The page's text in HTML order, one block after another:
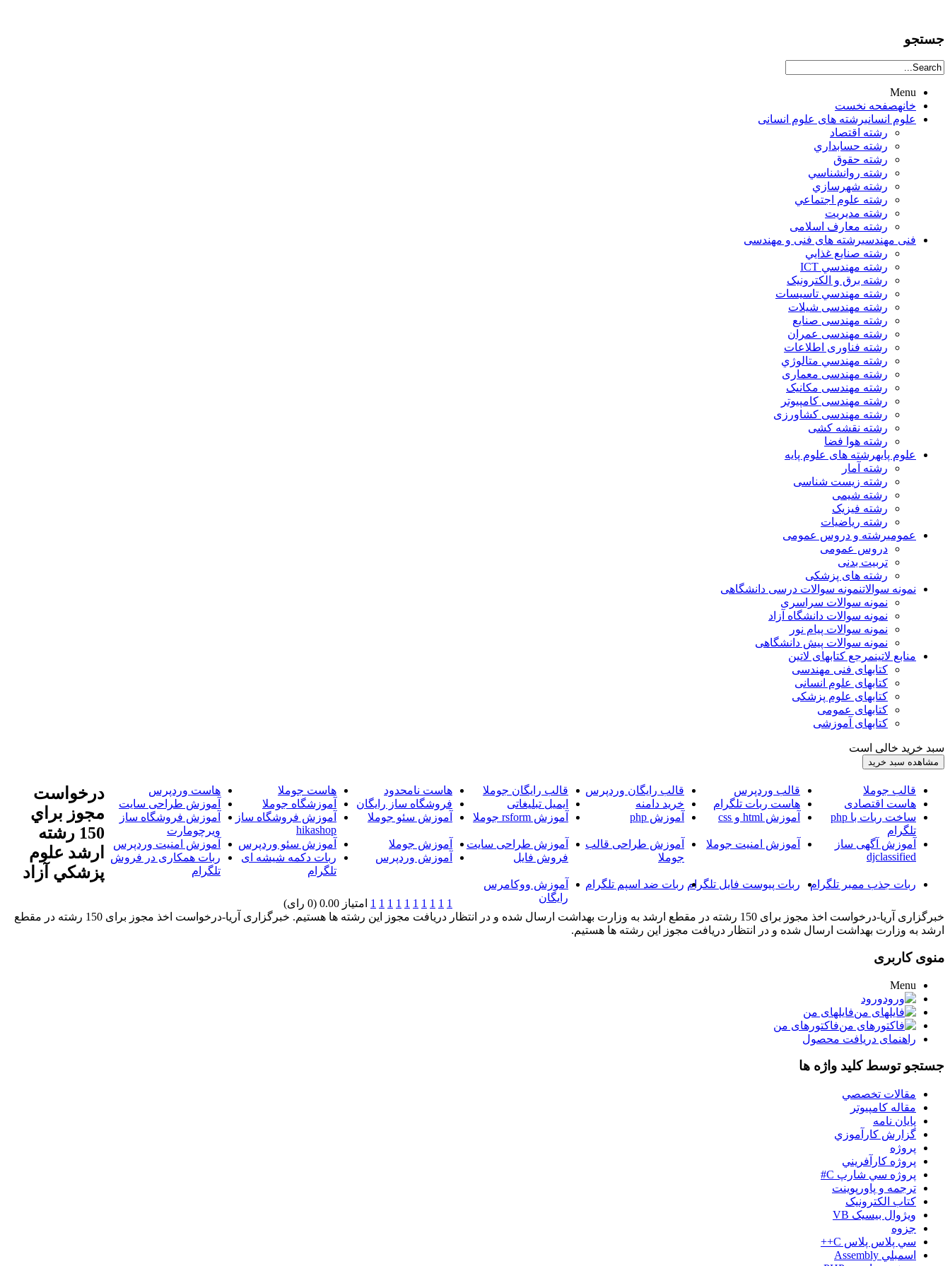
جستجو
Menu
خانهصفحه نخست
علوم انسانيرشته های علوم انسانی
رشته اقتصاد
رشته حسابداري
رشته حقوق
رشته روانشناسي
رشته شهرسازي
رشته علوم اجتماعي
رشته مديريت
رشته معارف اسلامی
فنی مهندسیرشته های فنی و مهندسی
رشته صنايع غذايي
رشته مهندسي ICT
رشته برق و الکترونيک
رشته مهندسي تاسيسات
رشته مهندسی شیلات
رشته مهندسی صنایع
رشته مهندسی عمران
رشته فناوری اطلاعات
رشته مهندسي متالوژي
رشته مهندسی معماری
رشته مهندسی مکانیک
رشته مهندسی کامپیوتر
رشته مهندسی کشاورزی
رشته نقشه کشی
رشته هوا فضا
علوم پایهرشته های علوم پایه
رشته آمار
رشته زیست شناسی
رشته شیمی
رشته فیزیک
رشته ریاضیات
عمومیرشته و دروس عمومی
دروس عمومی
تربیت بدنی
رشته های پزشکی
نمونه سوالاتنمونه سوالات درسی دانشگاهی
نمونه سوالات سراسری
نمونه سوالات دانشگاه آزاد
نمونه سوالات پیام نور
نمونه سوالات پیش دانشگاهی
منابع لاتینمرجع کتابهای لاتین
کتابهای فنی مهندسی
کتابهای علوم انسانی
کتابهای علوم پزشکی
کتابهای عمومی
کتابهای آموزشی
سبد خرید خالی است
قالب جوملا قالب وردپرس قالب رایگان وردپرس قالب رایگان جوملا هاست نامحدود هاست جوملا
هاست وردپرس
هاست اقتصادی
هاست ربات تلگرام خرید دامنه ایمیل تبلیغاتی فروشگاه ساز رایگان آموزشگاه جوملا
آموزش طراحی سایت
ساخت ربات با php
تلگرام
آموزش html و css آموزش php آموزش rsform جوملا آموزش سئو جوملا
آموزش فروشگاه ساز
hikashop
آموزش فروشگاه ساز
ویرچومارت
آموزش آگهی ساز
djclassified
آموزش امنیت جوملا
آموزش طراحی قالب
جوملا
آموزش طراحی سایت
فروش فایل
آموزش جوملا آموزش سئو وردپرس
آموزش امنیت وردپرس
آموزش وردپرس
ربات دکمه شیشه ای
تلگرام
ربات همکاری در فروش
تلگرام
ربات جذب ممبر تلگرام
ربات پیوست فایل تلگرام ربات ضد اسپم تلگرام
آموزش ووکامرس
رایگان
درخواست
مجوز براي
150 رشته
ارشد علوم
پزشکي آزاد
1
1
1
1
1
1
1
1
1
1 امتیاز 0.00 (0 رای)
خبرگزاری آریا-درخواست اخذ مجوز برای 150 رشته در مقطع ارشد به وزارت بهداشت ارسال شده و در انتظار دریافت مجوز این رشته ها هستیم. خبرگزاری آریا-درخواست اخذ مجوز برای 150 رشته در مقطع
ارشد به وزارت بهداشت ارسال شده و در انتظار دریافت مجوز این رشته ها هستیم.
منوی کاربری
Menu
ورود
فایلهای من
فاکتورهای من
راهنمای دریافت محصول
جستجو توسط کلید واژه ها
مقالات تخصصي
مقاله کامپیوتر
پایان نامه
گزارش کارآموزي
پروژه
پروژه کارآفريني
پروژه سي شارپ C#
ترجمه و پاورپوينت
کتاب الکترونيک
ويژوال بيسيک VB
جزوه
سي پلاس پلاس C++
اسمبلي Assembly